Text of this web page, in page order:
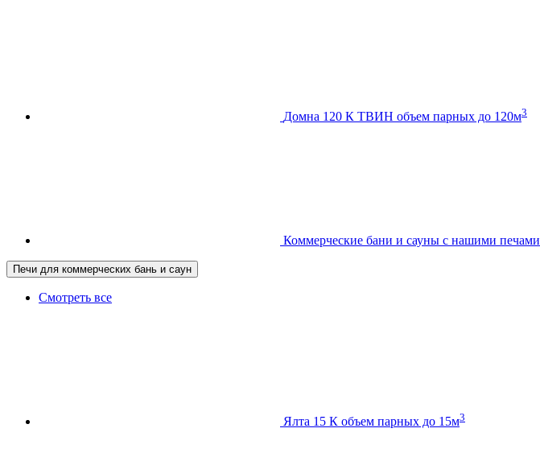
Домна 120 К ТВИН объем парных до 120м3
Коммерческие бани и сауны с нашими печами
Печи для коммерческих бань и саун
Смотреть все
Ялта 15 К объем парных до 15м3